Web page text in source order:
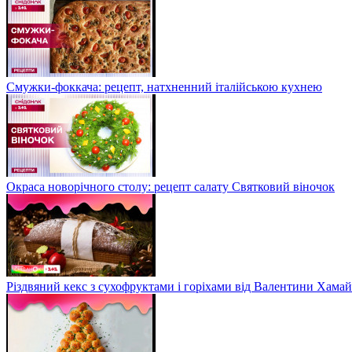
Смужки-фоккача: рецепт, натхненний італійською кухнею
Окраса новорічного столу: рецепт салату Святковий віночок
Різдвяний кекс з сухофруктами і горіхами від Валентини